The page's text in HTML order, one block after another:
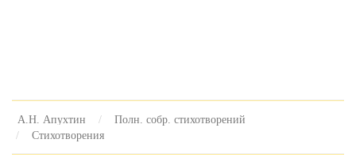
А.Н. Апухтин
Полн. собр. стихотворений
Стихотворения